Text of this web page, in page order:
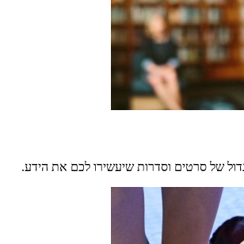
של סרטים וסדרות שיעשירו לכם את הידע.